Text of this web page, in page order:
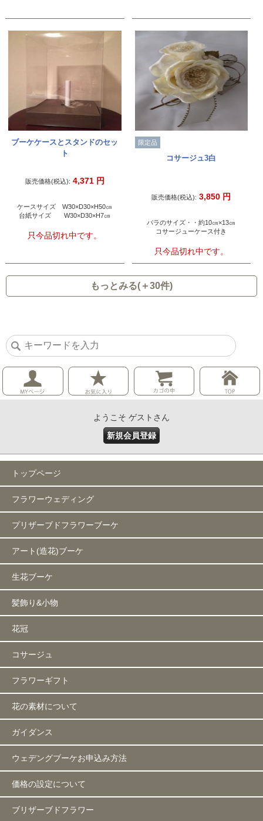
ブーケケースとスタンドのセッ
ト
販売価格(税込): 4,371 円
ケースサイズ W30×D30×H50㎝
台紙サイズ W30×D30×H7㎝
只今品切れ中です。
限定品
コサージュ3白
販売価格(税込): 3,850 円
バラのサイズ・・約10㎝×13㎝
コサージューケース付き
只今品切れ中です。
もっとみる(＋30件)
ようこそ ゲストさん
新規会員登録
トップページ
フラワーウェディング
プリザーブドフラワーブーケ
アート(造花)ブーケ
生花ブーケ
髪飾り&小物
花冠
コサージュ
フラワーギフト
花の素材について
ガイダンス
ウェデングブーケお申込み方法
価格の設定について
ブリザーブドフラワー